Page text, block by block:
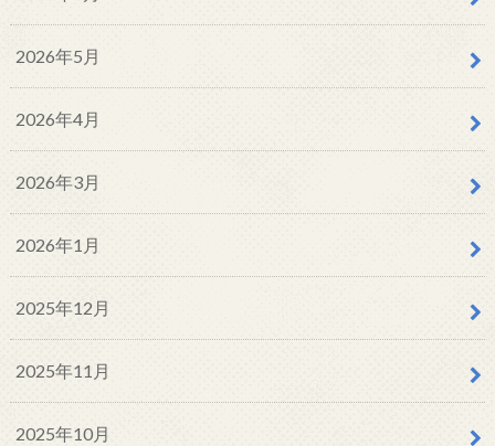
2026年5月
2026年4月
2026年3月
2026年1月
2025年12月
2025年11月
2025年10月